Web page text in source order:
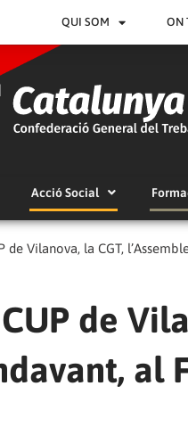
QUI SOM ON
Acció Social
de Vilanova, la CGT,
de
al